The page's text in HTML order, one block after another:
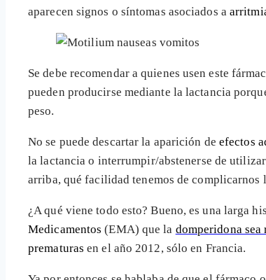
aparecen signos o síntomas asociados a
Se debe recomendar a quienes usen este
pueden producirse mediante la lactancia
peso.
No se puede descartar la aparición de efectos
la lactancia o interrumpir/abstenerse de
arriba, qué facilidad tenemos de complicarnos
¿A qué viene todo esto? Bueno, es una larga
Medicamentos (EMA) que la domperidona sea
prematuras en el año 2012, sólo en Francia.